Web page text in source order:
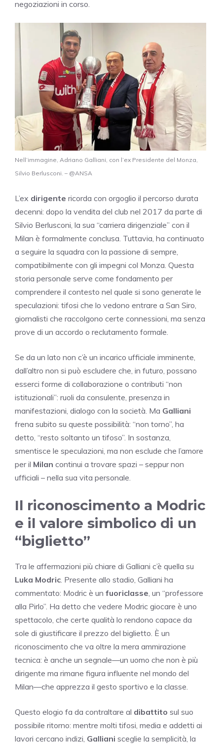
negoziazioni in corso.
Nell’immagine, Adriano Galliani, con l’ex Presidente del Monza,
Silvio Berlusconi. – @ANSA
L’ex dirigente ricorda con orgoglio il percorso durata
decenni: dopo la vendita del club nel 2017 da parte di
Silvio Berlusconi, la sua “carriera dirigenziale” con il
Milan è formalmente conclusa. Tuttavia, ha continuato
a seguire la squadra con la passione di sempre,
compatibilmente con gli impegni col Monza. Questa
storia personale serve come fondamento per
comprendere il contesto nel quale si sono generate le
speculazioni: tifosi che lo vedono entrare a San Siro,
giornalisti che raccolgono certe connessioni, ma senza
prove di un accordo o reclutamento formale.
Se da un lato non c’è un incarico ufficiale imminente,
dall’altro non si può escludere che, in futuro, possano
esserci forme di collaborazione o contributi “non
istituzionali”: ruoli da consulente, presenza in
manifestazioni, dialogo con la società. Ma Galliani
frena subito su queste possibilità: “non torno”, ha
detto, “resto soltanto un tifoso”. In sostanza,
smentisce le speculazioni, ma non esclude che l’amore
per il Milan continui a trovare spazi – seppur non
ufficiali – nella sua vita personale.
Il riconoscimento a Modric
e il valore simbolico di un
“biglietto”
Tra le affermazioni più chiare di Galliani c’è quella su
Luka Modric. Presente allo stadio, Galliani ha
commentato: Modric è un fuoriclasse, un “professore
alla Pirlo”. Ha detto che vedere Modric giocare è uno
spettacolo, che certe qualità lo rendono capace da
sole di giustificare il prezzo del biglietto. È un
riconoscimento che va oltre la mera ammirazione
tecnica: è anche un segnale—un uomo che non è più
dirigente ma rimane figura influente nel mondo del
Milan—che apprezza il gesto sportivo e la classe.
Questo elogio fa da contraltare al dibattito sul suo
possibile ritorno: mentre molti tifosi, media e addetti ai
lavori cercano indizi, Galliani sceglie la semplicità, la